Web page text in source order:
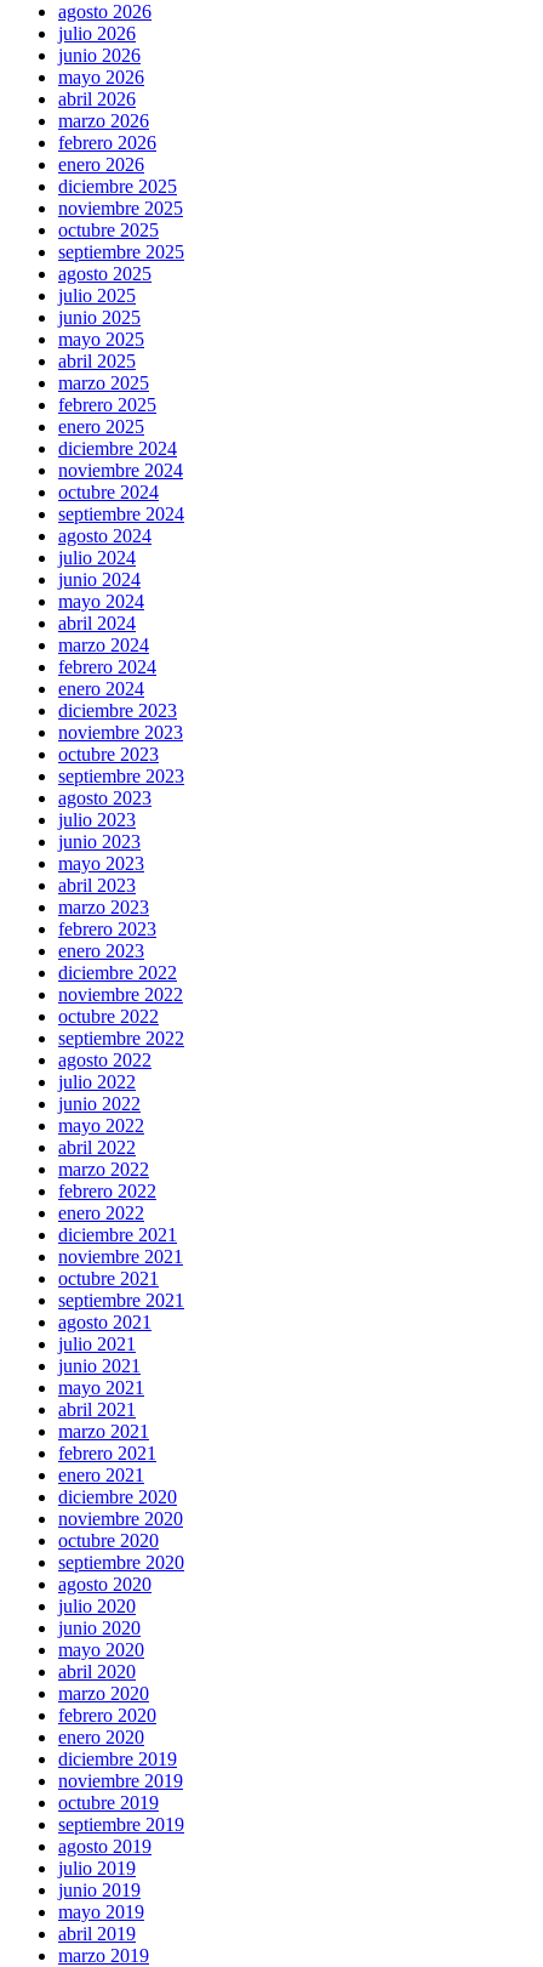
agosto 2026
julio 2026
junio 2026
mayo 2026
abril 2026
marzo 2026
febrero 2026
enero 2026
diciembre 2025
noviembre 2025
octubre 2025
septiembre 2025
agosto 2025
julio 2025
junio 2025
mayo 2025
abril 2025
marzo 2025
febrero 2025
enero 2025
diciembre 2024
noviembre 2024
octubre 2024
septiembre 2024
agosto 2024
julio 2024
junio 2024
mayo 2024
abril 2024
marzo 2024
febrero 2024
enero 2024
diciembre 2023
noviembre 2023
octubre 2023
septiembre 2023
agosto 2023
julio 2023
junio 2023
mayo 2023
abril 2023
marzo 2023
febrero 2023
enero 2023
diciembre 2022
noviembre 2022
octubre 2022
septiembre 2022
agosto 2022
julio 2022
junio 2022
mayo 2022
abril 2022
marzo 2022
febrero 2022
enero 2022
diciembre 2021
noviembre 2021
octubre 2021
septiembre 2021
agosto 2021
julio 2021
junio 2021
mayo 2021
abril 2021
marzo 2021
febrero 2021
enero 2021
diciembre 2020
noviembre 2020
octubre 2020
septiembre 2020
agosto 2020
julio 2020
junio 2020
mayo 2020
abril 2020
marzo 2020
febrero 2020
enero 2020
diciembre 2019
noviembre 2019
octubre 2019
septiembre 2019
agosto 2019
julio 2019
junio 2019
mayo 2019
abril 2019
marzo 2019